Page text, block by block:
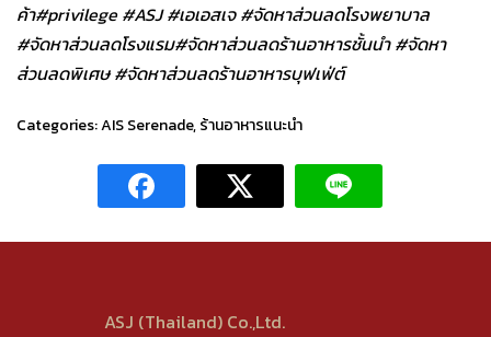
ค้า#privilege #ASJ #เอเอสเจ #จัดหาส่วนลดโรงพยาบาล
#จัดหาส่วนลดโรงแรม#จัดหาส่วนลดร้านอาหารชั้นนำ #จัดหา
ส่วนลดพิเศษ #จัดหาส่วนลดร้านอาหารบุฟเฟ่ต์
Categories:AIS Serenade,ร้านอาหารแนะนำ
ASJ (Thailand) Co.,Ltd.